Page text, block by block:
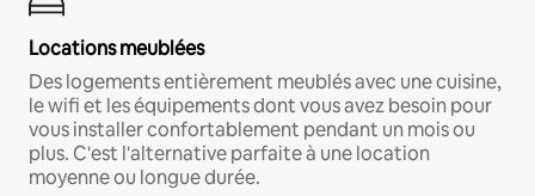
Locations meublées
Des logements entièrement meublés avec une cuisine,
le wifi et les équipements dont vous avez besoin pour
vous installer confortablement pendant un mois ou
plus. C'est l'alternative parfaite à une location
moyenne ou longue durée.